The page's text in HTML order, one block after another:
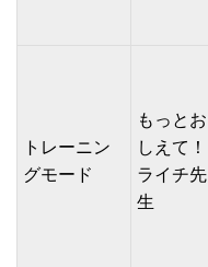
トレーニン
グモード
もっとお
しえて！
ライチ先
生